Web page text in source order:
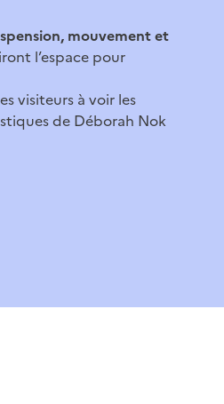
mouvement et
l’espace pour
visiteurs à voir les
de Déborah Nok